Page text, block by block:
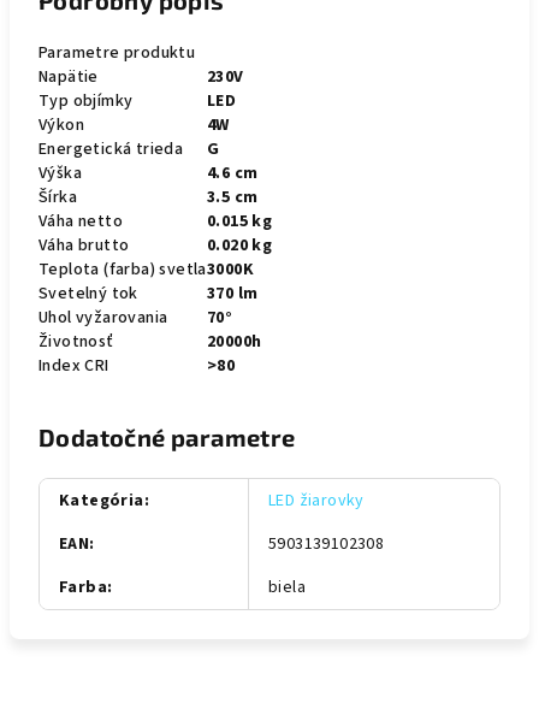
Parametre produktu
Napätie
230V
Typ objímky
LED
Výkon
4W
Energetická trieda
G
Výška
4.6 cm
Šírka
3.5 cm
Váha netto
0.015 kg
Váha brutto
0.020 kg
Teplota (farba) svetla3000K
Svetelný tok
370 lm
Uhol vyžarovania
70°
Životnosť
20000h
Index CRI
>80
Dodatočné parametre
Kategória:
LED žiarovky
EAN:
5903139102308
Farba: biela